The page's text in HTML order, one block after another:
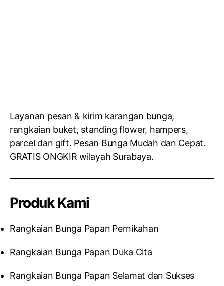
Layanan pesan & kirim karangan bunga,
rangkaian buket, standing flower, hampers,
parcel dan gift. Pesan Bunga Mudah dan Cepat.
GRATIS ONGKIR wilayah Surabaya.
Produk Kami
Rangkaian Bunga Papan Pernikahan
Rangkaian Bunga Papan Duka Cita
Rangkaian Bunga Papan Selamat dan Sukses